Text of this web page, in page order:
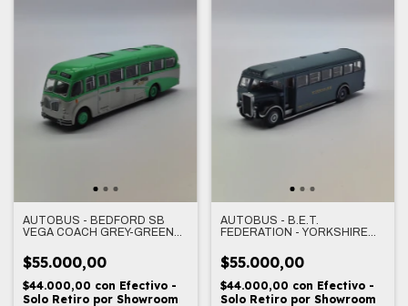
AUTOBUS - BEDFORD SB
VEGA COACH GREY-GREEN
$55.000,00
$44.000,00 con Efectivo -
Solo Retiro por Showroom
AUTOBUS - B.E.T.
FEDERATION - YORKSHIRE
$55.000,00
$44.000,00 con Efectivo -
Solo Retiro por Showroom